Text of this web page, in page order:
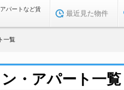
パートなど賃
最近見た物件
一覧
・アパート一覧